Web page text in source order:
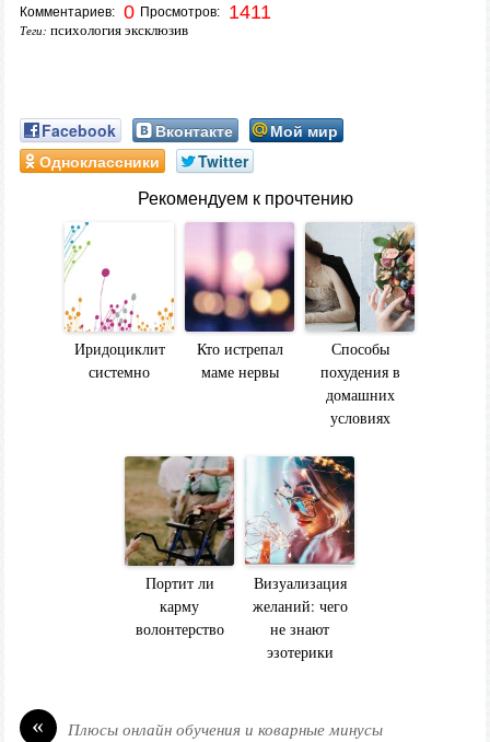
Комментариев: 0 Просмотров: 1411
Теги: психология эксклюзив
Facebook Вконтакте
Мой мир
Одноклассники
Twitter
Рекомендуем к прочтению
Иридоциклит
системно
Кто истрепал
маме нервы
Способы
похудения в
домашних
условиях
Портит ли
карму
волонтерство
Визуализация
желаний: чего
не знают
эзотерики
« Плюсы онлайн обучения и коварные минусы